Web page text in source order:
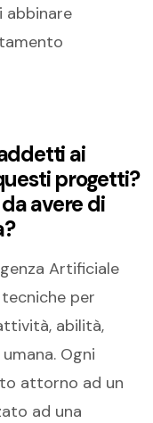
abbinare
ai
progetti?
avere di
Artificiale
per
abilità,
Ogni
attorno ad un
ad una